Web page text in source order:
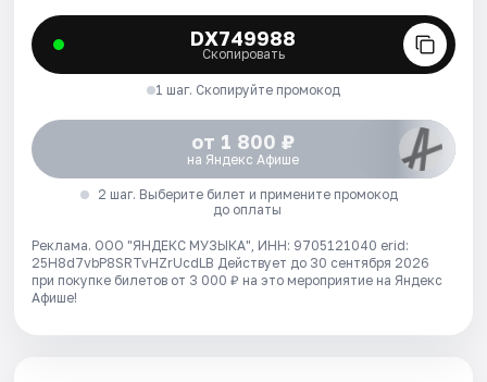
DX749988
Скопировать
1 шаг. Скопируйте промокод
от 1 800 ₽
на Яндекс Афише
2 шаг. Выберите билет и примените промокод
до оплаты
Реклама. ООО "ЯНДЕКС МУЗЫКА", ИНН: 9705121040 erid:
25H8d7vbP8SRTvHZrUcdLB Действует до 30 сентября 2026
при покупке билетов от 3 000 ₽ на это мероприятие на Яндекс
Афише!